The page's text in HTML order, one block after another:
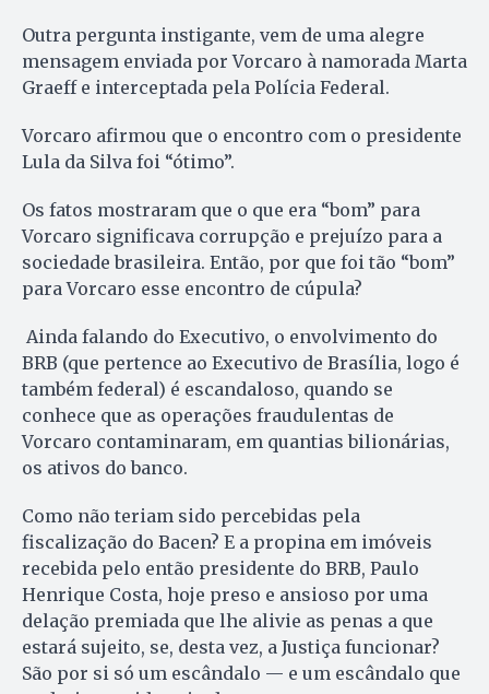
Outra pergunta instigante, vem de uma alegre
mensagem enviada por Vorcaro à namorada Marta
Graeff e interceptada pela Polícia Federal.
Vorcaro afirmou que o encontro com o presidente
Lula da Silva foi “ótimo”.
Os fatos mostraram que o que era “bom” para
Vorcaro significava corrupção e prejuízo para a
sociedade brasileira. Então, por que foi tão “bom”
para Vorcaro esse encontro de cúpula?
Ainda falando do Executivo, o envolvimento do
BRB (que pertence ao Executivo de Brasília, logo é
também federal) é escandaloso, quando se
conhece que as operações fraudulentas de
Vorcaro contaminaram, em quantias bilionárias,
os ativos do banco.
Como não teriam sido percebidas pela
fiscalização do Bacen? E a propina em imóveis
recebida pelo então presidente do BRB, Paulo
Henrique Costa, hoje preso e ansioso por uma
delação premiada que lhe alivie as penas a que
estará sujeito, se, desta vez, a Justiça funcionar?
São por si só um escândalo — e um escândalo que